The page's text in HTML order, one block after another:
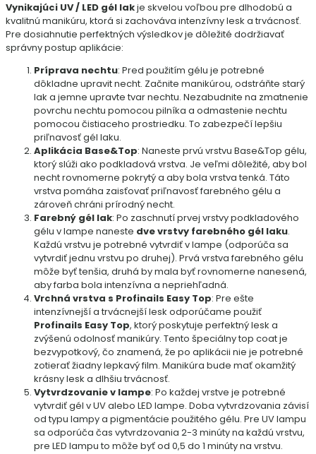
Vynikajúci UV / LED gél lakje skvelou voľbou pre dlhodobú a
kvalitnú manikúru, ktorá si zachováva intenzívny lesk a trvácnosť.
Pre dosiahnutie perfektných výsledkov je dôležité dodržiavať
správny postup aplikácie:
Príprava nechtu: Pred použitím gélu je potrebné
dôkladne upravit necht. Začnite manikúrou, odstráňte starý
lak a jemne upravte tvar nechtu. Nezabudnite na zmatnenie
povrchu nechtu pomocou pilníka a odmastenie nechtu
pomocou čistiaceho prostriedku. To zabezpečí lepšiu
priľnavosť gél laku.
Aplikácia Base&Top: Naneste prvú vrstvu Base&Top gélu,
ktorý slúži ako podkladová vrstva. Je veľmi dôležité, aby bol
necht rovnomerne pokrytý a aby bola vrstva tenká. Táto
vrstva pomáha zaisťovať priľnavosť farebného gélu a
zároveň chráni prírodný necht.
Farebný gél lak: Po zaschnutí prvej vrstvy podkladového
gélu v lampe naneste dve vrstvy farebného gél laku.
Každú vrstvu je potrebné vytvrdiť v lampe (odporúča sa
vytvrdiť jednu vrstvu po druhej). Prvá vrstva farebného gélu
môže byť tenšia, druhá by mala byť rovnomerne nanesená,
aby farba bola intenzívna a nepriehľadná.
Vrchná vrstva s Profinails Easy Top: Pre ešte
intenzívnejší a trvácnejší lesk odporúčame použiť
Profinails Easy Top, ktorý poskytuje perfektný lesk a
zvýšenú odolnosť manikúry. Tento špeciálny top coat je
bezvypotkový, čo znamená, že po aplikácii nie je potrebné
zotierať žiadny lepkavý film. Manikúra bude mať okamžitý
krásny lesk a dlhšiu trvácnosť.
Vytvrdzovanie v lampe: Po každej vrstve je potrebné
vytvrdiť gél v UV alebo LED lampe. Doba vytvrdzovania závisí
od typu lampy a pigmentácie použitého gélu. Pre UV lampu
sa odporúča čas vytvrdzovania 2-3 minúty na každú vrstvu,
pre LED lampu to môže byť od 0,5 do 1 minúty na vrstvu.